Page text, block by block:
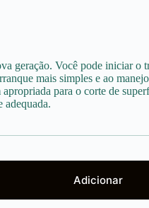
geração. Você pode iniciar o
mais simples e ao
para o corte de
adequada.
Adicionar